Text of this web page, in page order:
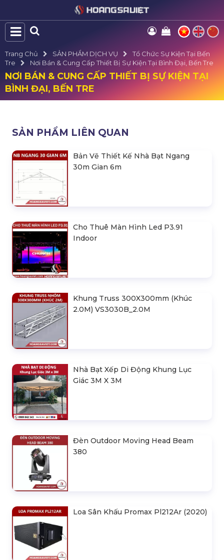
Trang Chủ SẢN PHẨM DỊCH VỤ
Tổ Chức Sự Kiện Tại Bến
Tre
Nơi Bán & Cung Cấp Thiết Bị Sự Kiện Tại Bình Đại, Bến Tre
NƠI BÁN & CUNG CẤP THIẾT BỊ SỰ KIỆN TẠI
BÌNH ĐẠI, BẾN TRE
SẢN PHẨM LIÊN QUAN
Bản Vẽ Thiết Kế Nhà Bạt Ngang
30m Gian 6m
Cho Thuê Màn Hình Led P3.91
Indoor
Khung Truss 300X300mm (Khúc
2.0M) VS3030B_2.0M
Nhà Bạt Xếp Di Động Khung Lục
Giác 3M X 3M
Đèn Outdoor Moving Head Beam
380
Loa Sân Khấu Promax Pl212Ar (2020)